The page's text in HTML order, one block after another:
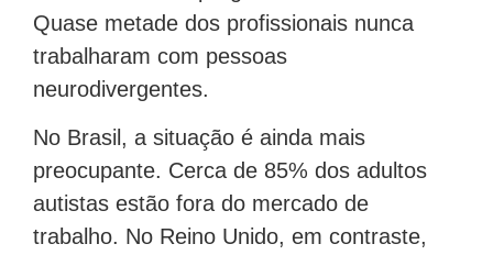
Quase metade dos profissionais nunca
trabalharam com pessoas
neurodivergentes.
No Brasil, a situação é ainda mais
preocupante. Cerca de 85% dos adultos
autistas estão fora do mercado de
trabalho. No Reino Unido, em contraste,